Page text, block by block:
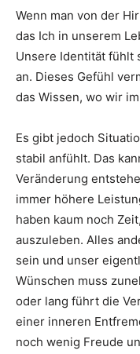
Wenn man von der
das Ich in unserem
Unsere Identität fühlt
an. Dieses Gefühl
das Wissen, wo wir
Es gibt jedoch
stabil anfühlt. Das
Veränderung
immer höhere
haben kaum noch
auszuleben. Alles
sein und unser
Wünschen muss
oder lang führt die
einer inneren
noch wenig Freude